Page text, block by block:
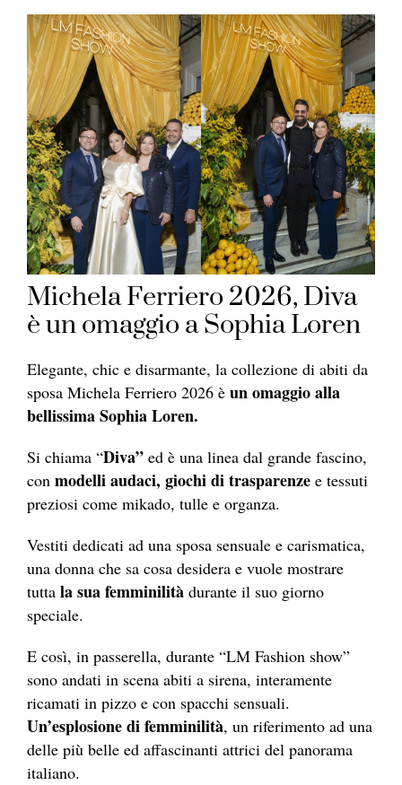
Michela Ferriero 2026, Diva
è un omaggio a Sophia Loren
Elegante, chic e disarmante, la collezione di abiti da
sposa Michela Ferriero 2026 è un omaggio alla
bellissima Sophia Loren.
Si chiama “Diva” ed è una linea dal grande fascino,
con modelli audaci, giochi di trasparenze e tessuti
preziosi come mikado, tulle e organza.
Vestiti dedicati ad una sposa sensuale e carismatica,
una donna che sa cosa desidera e vuole mostrare
tutta la sua femminilità durante il suo giorno
speciale.
E così, in passerella, durante “LM Fashion show”
sono andati in scena abiti a sirena, interamente
ricamati in pizzo e con spacchi sensuali.
Un’esplosione di femminilità, un riferimento ad una
delle più belle ed affascinanti attrici del panorama
italiano.